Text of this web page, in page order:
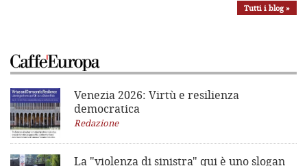
Tutti i blog »
Venezia 2026: Virtù e resilienza
democratica
Redazione
La "violenza di sinistra" qui è uno slogan